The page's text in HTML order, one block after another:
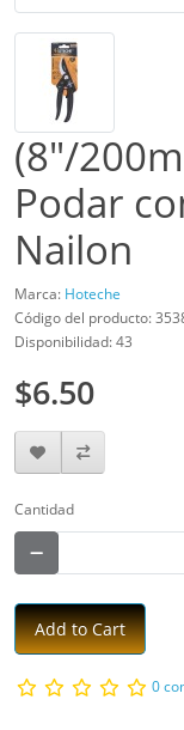
(8"/
Podar
Nailon
Marca: Hoteche
Código del producto:
Disponibilidad: 43
$6.50
Cantidad
Add to Cart
0